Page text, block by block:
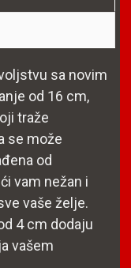
sa novim
od 16 cm,
traže
se može
od
vam nežan i
vaše želje.
4 cm dodaju
vašem